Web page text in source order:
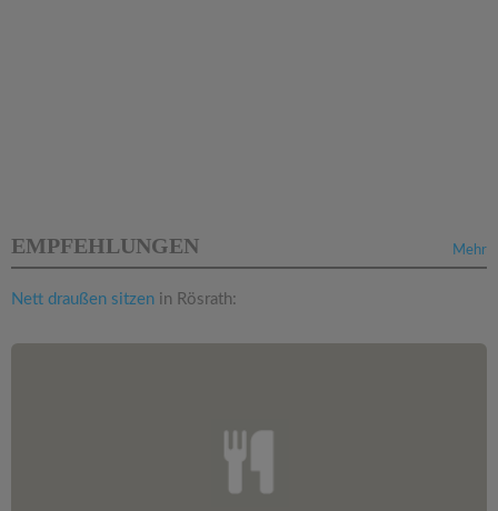
Mehr
EMPFEHLUNGEN
Nett draußen sitzen in Rösrath: